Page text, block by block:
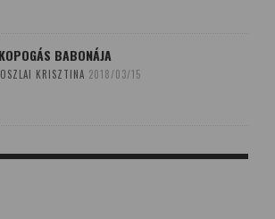
BABONÁJA
KRISZTINA 2018/03/15